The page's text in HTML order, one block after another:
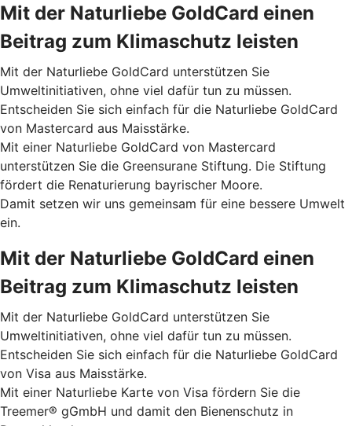
Mit der Naturliebe GoldCard einen
Beitrag zum Klimaschutz leisten
Mit der Naturliebe GoldCard unterstützen Sie
Umweltinitiativen, ohne viel dafür tun zu müssen.
Entscheiden Sie sich einfach für die Naturliebe GoldCard
von Mastercard aus Maisstärke.
Mit einer Naturliebe GoldCard von Mastercard
unterstützen Sie die Greensurane Stiftung. Die Stiftung
fördert die Renaturierung bayrischer Moore.
Damit setzen wir uns gemeinsam für eine bessere Umwelt
ein.
Mit der Naturliebe GoldCard einen
Beitrag zum Klimaschutz leisten
Mit der Naturliebe GoldCard unterstützen Sie
Umweltinitiativen, ohne viel dafür tun zu müssen.
Entscheiden Sie sich einfach für die Naturliebe GoldCard
von Visa aus Maisstärke.
Mit einer Naturliebe Karte von Visa fördern Sie die
Treemer® gGmbH und damit den Bienenschutz in